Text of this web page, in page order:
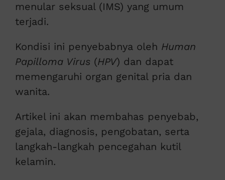
menular seksual (IMS) yang umum
terjadi.
Kondisi ini penyebabnya oleh Human
Papilloma Virus (HPV) dan dapat
memengaruhi organ genital pria dan
wanita.
Artikel ini akan membahas penyebab,
gejala, diagnosis, pengobatan, serta
langkah-langkah pencegahan kutil
kelamin.